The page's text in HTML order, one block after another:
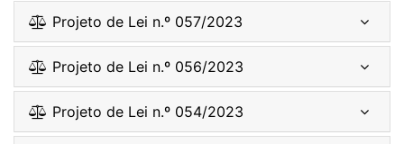
Projeto de Lei n.º 057/2023
Projeto de Lei n.º 056/2023
Projeto de Lei n.º 054/2023